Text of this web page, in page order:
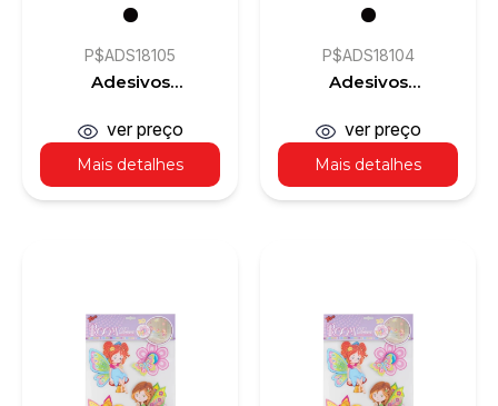
P$ADS18105
Adesivos
Mais detalhes
ver preço
P$ADS18104
Adesivos
Mais detalhes
ver preço